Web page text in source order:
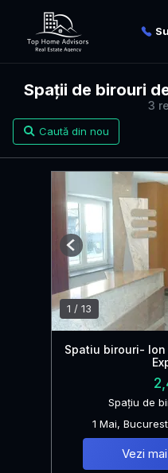
3
Spații de birouri
Caută din nou
1 / 13
Previous
Spatiu birouri-
Spațiu de
1 Mai,
Vezi